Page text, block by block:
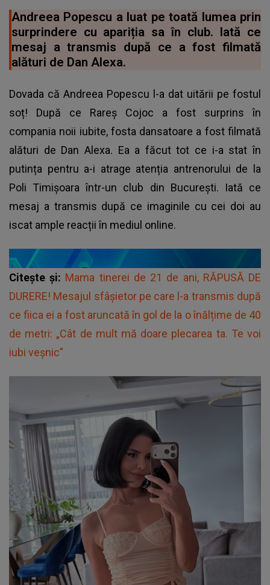
Andreea Popescu a luat pe toată lumea prin
surprindere cu apariția sa în club. Iată ce
mesaj a transmis după ce a fost filmată
alături de Dan Alexa.
Dovada că Andreea Popescu l-a dat uitării pe fostul
soț! După ce Rareș Cojoc a fost surprins în
compania noii iubite, fosta dansatoare a fost filmată
alături de Dan Alexa. Ea a făcut tot ce i-a stat în
putința pentru a-i atrage atenția antrenorului de la
Poli Timișoara într-un club din București. Iată ce
mesaj a transmis după ce imaginile cu cei doi au
iscat ample reacții în mediul online.
Citește și: Mama tinerei de 21 de ani, RĂPUSĂ DE
DURERE! Mesajul sfâșietor pe care l-a transmis după
ce fiica ei a fost aruncată în gol de la o înălțime de 40
de metri: „Cât de mult mă doare plecarea ta. Te voi
iubi veșnic”